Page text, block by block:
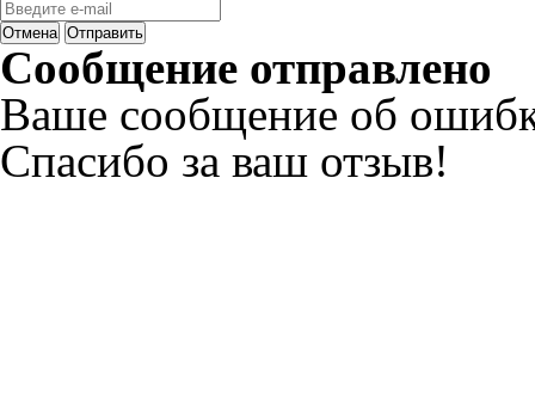
Отмена Отправить
Сообщение отправлено
Ваше сообщение об
Спасибо за ваш отзыв!